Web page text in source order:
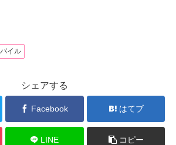
イル
シェアする
Facebook はてブ
LINE コピー